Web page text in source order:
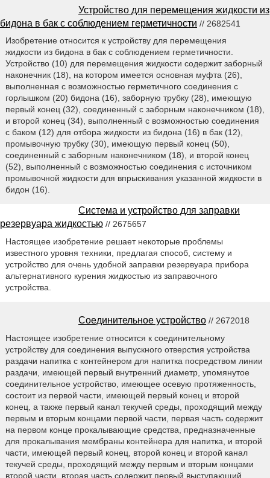
Устройство для перемещения жидкости из
бидона в бак с соблюдением герметичности // 2682541
Изобретение относится к устройству для перемещения
жидкости из бидона в бак с соблюдением герметичности.
Устройство (10) для перемещения жидкости содержит заборный
наконечник (18), на котором имеется основная муфта (26),
выполненная с возможностью герметичного соединения с
горлышком (20) бидона (16), заборную трубку (28), имеющую
первый конец (32), соединенный с заборным наконечником (18),
и второй конец (34), выполненный с возможностью соединения
с баком (12) для отбора жидкости из бидона (16) в бак (12),
промывочную трубку (30), имеющую первый конец (50),
соединенный с заборным наконечником (18), и второй конец
(52), выполненный с возможностью соединения с источником
промывочной жидкости для впрыскивания указанной жидкости в
бидон (16).
Система и устройство для заправки
резервуара жидкостью // 2675657
Настоящее изобретение решает некоторые проблемы
известного уровня техники, предлагая способ, систему и
устройство для очень удобной заправки резервуара прибора
альтернативного курения жидкостью из заправочного
устройства.
Соединительное устройство // 2672018
Настоящее изобретение относится к соединительному
устройству для соединения выпускного отверстия устройства
раздачи напитка с контейнером для напитка посредством линии
раздачи, имеющей первый внутренний диаметр, упомянутое
соединительное устройство, имеющее осевую протяженность,
состоит из первой части, имеющей первый конец и второй
конец, а также первый канал текучей среды, проходящий между
первым и вторым концами первой части, первая часть содержит
на первом конце прокалывающие средства, предназначенные
для прокалывания мембраны контейнера для напитка, и второй
части, имеющей первый конец, второй конец и второй канал
текучей среды, проходящий между первым и вторым концами
второй части, вторая часть содержит первый выступающий